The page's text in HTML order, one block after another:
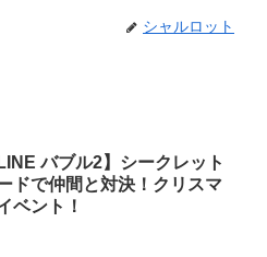
シャルロット
LINE バブル2】シークレット
ドで仲間と対決！クリスマ
ベント！